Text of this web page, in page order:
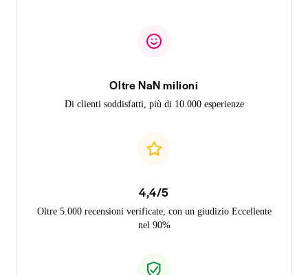
Oltre NaN milioni
Di clienti soddisfatti, più di 10.000 esperienze
4,4/5
Oltre 5.000 recensioni verificate, con un giudizio Eccellente
nel 90%